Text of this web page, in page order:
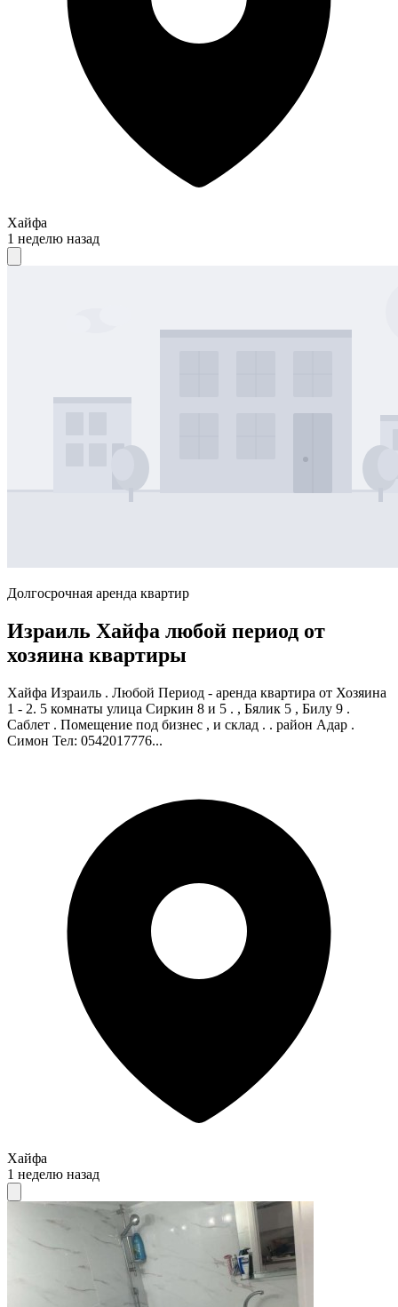
Хайфа
1 неделю назад
Долгосрочная аренда квартир
Израиль Хайфа любой период от
хозяина квартиры
Хайфа Израиль . Любой Период - аренда квартира от Хозяина
1 - 2. 5 комнаты улица Сиркин 8 и 5 . , Бялик 5 , Билу 9 .
Саблет . Помещение под бизнес , и склад . . район Адар .
Симон Тел: 0542017776...
Хайфа
1 неделю назад